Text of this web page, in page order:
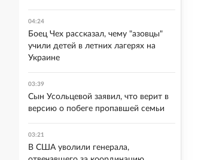
04:24
Боец Чех рассказал, чему "азовцы"
учили детей в летних лагерях на
Украине
03:39
Сын Усольцевой заявил, что верит в
версию о побеге пропавшей семьи
03:21
В США уволили генерала,